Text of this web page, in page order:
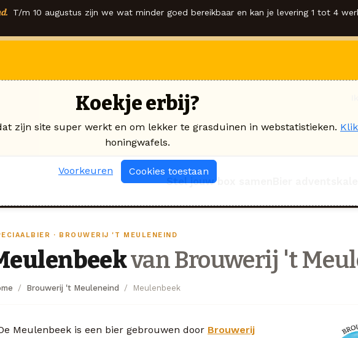
T/m 10 augustus zijn we wat minder goed bereikbaar en kan je levering 1 tot 4
Stel jouw box samen
· BROUWERIJ 'T MEULENEIND
van Brouwerij 't
Brouwerij 't Meuleneind Meulenbeek
Meulenbeek is een bier gebrouwen door Brouwerij
Koekje erbij?
zijn site super werkt en om lekker te grasduinen in webstatistieken.
honingwafels.
Voorkeuren Cookies toestaan